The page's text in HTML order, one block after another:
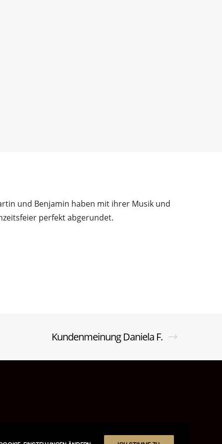
und Benjamin haben mit ihrer Musik und
perfekt abgerundet.
Kundenmeinung Daniela F.